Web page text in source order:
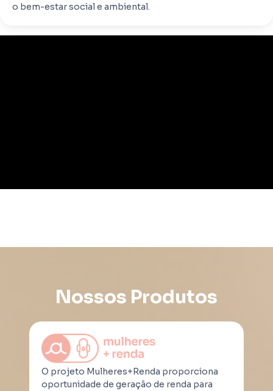
o bem-estar social e ambiental.
Nossos Produtos
O projeto Mulheres+Renda proporciona
oportunidade de geração de renda para